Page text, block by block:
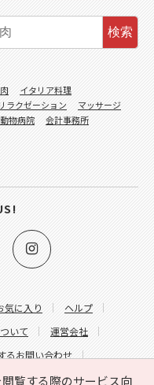
覧する際のサービス向
気に入り
ヘルプ
いて
運営会社
るお問い合わせ
問い合わせ
検索
イタリア料理
リラクゼーション
マッサージ
動物病院
会計事務所